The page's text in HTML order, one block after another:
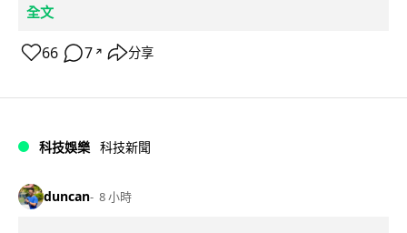
全文
66 7 ↗ 分享
科技娛樂 科技新聞
duncan 8 小時